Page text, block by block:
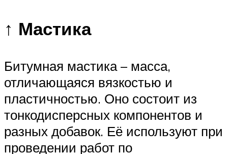
↑ Мастика
Битумная мастика – масса,
отличающаяся вязкостью и
пластичностью. Оно состоит из
тонкодисперсных компонентов и
разных добавок. Её используют при
проведении работ по